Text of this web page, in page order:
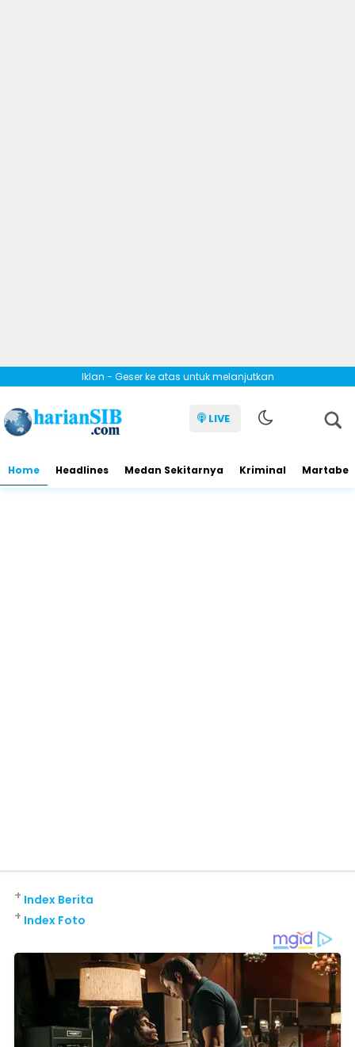
Iklan - Geser ke atas untuk melanjutkan
LIVE
Home Headlines Medan Sekitarnya Kriminal Martabe
Index Berita
+
Index Foto
+